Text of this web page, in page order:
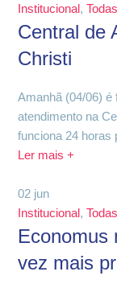
Institucional,
Central de
Christi
Amanhã (04/06) é
atendimento na
funciona 24 horas
Ler mais +
02 jun
Institucional,
Economus
vez mais